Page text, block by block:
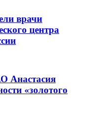
врачи
центра
Анастасия
«золотого